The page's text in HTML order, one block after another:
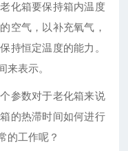
化箱要保持箱内温度
空气，以补充氧气，
持恒定温度的能力。
来表示。
参数对于老化箱来说
的热滞时间如何进行
的工作呢？